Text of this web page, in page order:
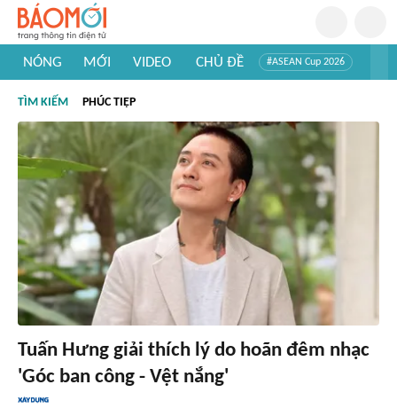
NÓNG MỚI VIDEO CHỦ ĐỀ #ASEAN Cup 2026
#Khám phá thế giới
TÌM KIẾM PHÚC TIỆP
Tuấn Hưng giải thích lý do hoãn đêm nhạc
'Góc ban công - Vệt nắng'